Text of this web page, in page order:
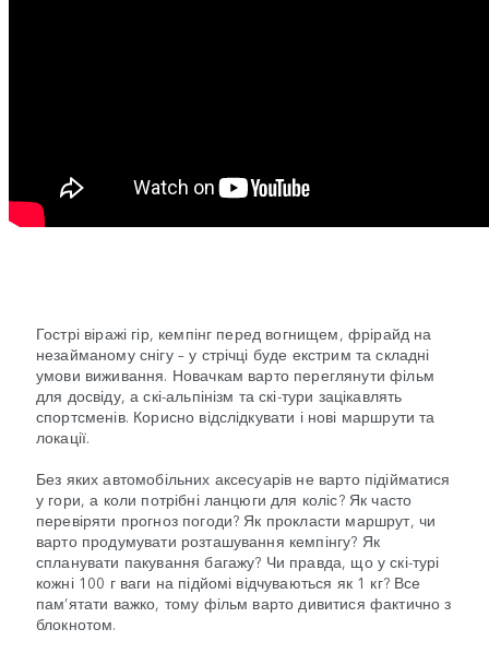
Гострі віражі гір, кемпінг перед вогнищем, фрірайд на
незайманому снігу – у стрічці буде екстрим та складні
умови виживання. Новачкам варто переглянути фільм
для досвіду, а скі-альпінізм та скі-тури зацікавлять
спортсменів. Корисно відслідкувати і нові маршрути та
локації.
Без яких автомобільних аксесуарів не варто підійматися
у гори, а коли потрібні ланцюги для коліс? Як часто
перевіряти прогноз погоди? Як прокласти маршрут, чи
варто продумувати розташування кемпінгу? Як
спланувати пакування багажу? Чи правда, що у скі-турі
кожні 100 г ваги на підйомі відчуваються як 1 кг? Все
пам’ятати важко, тому фільм варто дивитися фактично з
блокнотом.